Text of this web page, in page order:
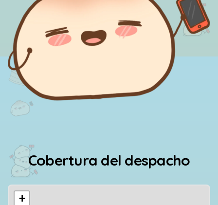
Cobertura del despacho
+